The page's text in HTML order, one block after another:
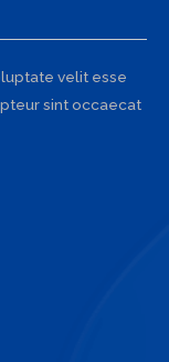
velit esse
sint occaecat